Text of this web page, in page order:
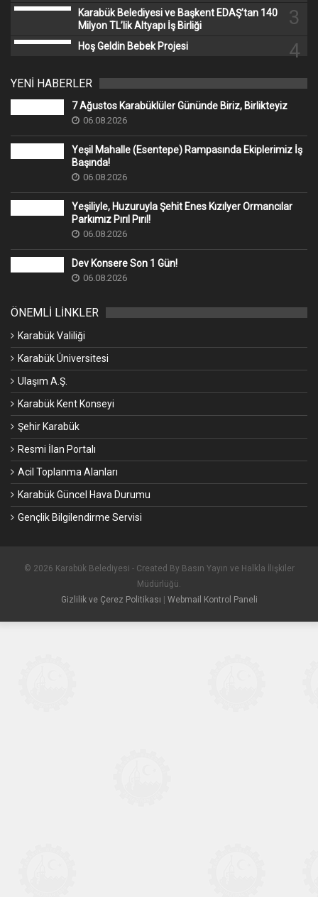
Karabük Belediyesi ve Başkent EDAŞ’tan 140
Milyon TL’lik Altyapı İş Birliği
3
Hoş Geldin Bebek Projesi 4
YENİ HABERLER
7 Ağustos Karabüklüler Gününde Biriz, Birlikteyiz
06.08.2026
Yeşil Mahalle (Esentepe) Rampasında Ekiplerimiz İş
Başında!
06.08.2026
Yeşiliyle, Huzuruyla Şehit Enes Kızılyer Ormancılar
Parkımız Pırıl Pırıl!
06.08.2026
Dev Konsere Son 1️ Gün!
06.08.2026
ÖNEMLİ LİNKLER
Karabük Valiliği
Karabük Üniversitesi
Ulaşım A.Ş.
Karabük Kent Konseyi
Şehir Karabük
Resmi İlan Portalı
Acil Toplanma Alanları
Karabük Güncel Hava Durumu
Gençlik Bilgilendirme Servisi
© 2026 Karabük Belediyesi - Created By Basın Yayın ve Halkla İlişkiler
Müdürlüğü.
Gizlilik ve Çerez Politikası
Webmail Kontrol Paneli